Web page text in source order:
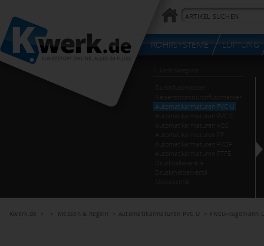
Kwerk.de > > Messen & Regeln > Automatikarmaturen PVC U > PNEU-Kugelhahn